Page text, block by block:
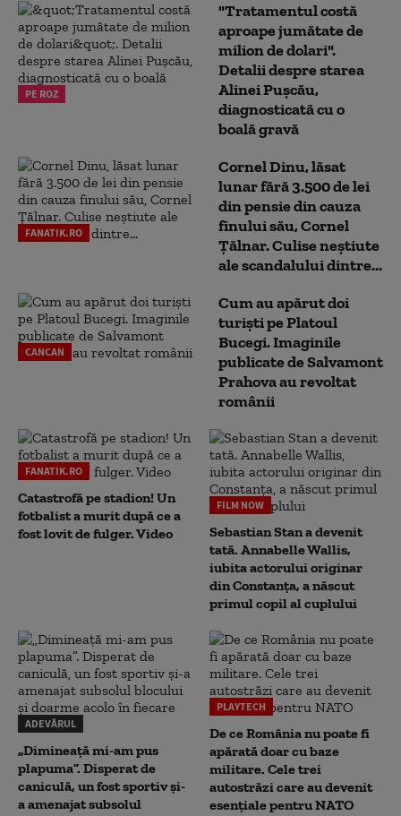
PE ROZ
"Tratamentul costă
aproape jumătate de
milion de dolari".
Detalii despre starea
Alinei Pușcău,
diagnosticată cu o
boală gravă
FANATIK.RO
Cornel Dinu, lăsat
lunar fără 3.500 de lei
din pensie din cauza
finului său, Cornel
Țălnar. Culise neștiute
ale scandalului dintre...
CANCAN
Cum au apărut doi
turiști pe Platoul
Bucegi. Imaginile
publicate de Salvamont
Prahova au revoltat
românii
FANATIK.RO
Catastrofă pe stadion! Un
fotbalist a murit după ce a
fost lovit de fulger. Video
FILM NOW
Sebastian Stan a devenit
tată. Annabelle Wallis,
iubita actorului originar
din Constanța, a născut
primul copil al cuplului
ADEVĂRUL
„Dimineață mi-am pus
plapuma”. Disperat de
caniculă, un fost sportiv și-
a amenajat subsolul
PLAYTECH
De ce România nu poate fi
apărată doar cu baze
militare. Cele trei
autostrăzi care au devenit
esențiale pentru NATO